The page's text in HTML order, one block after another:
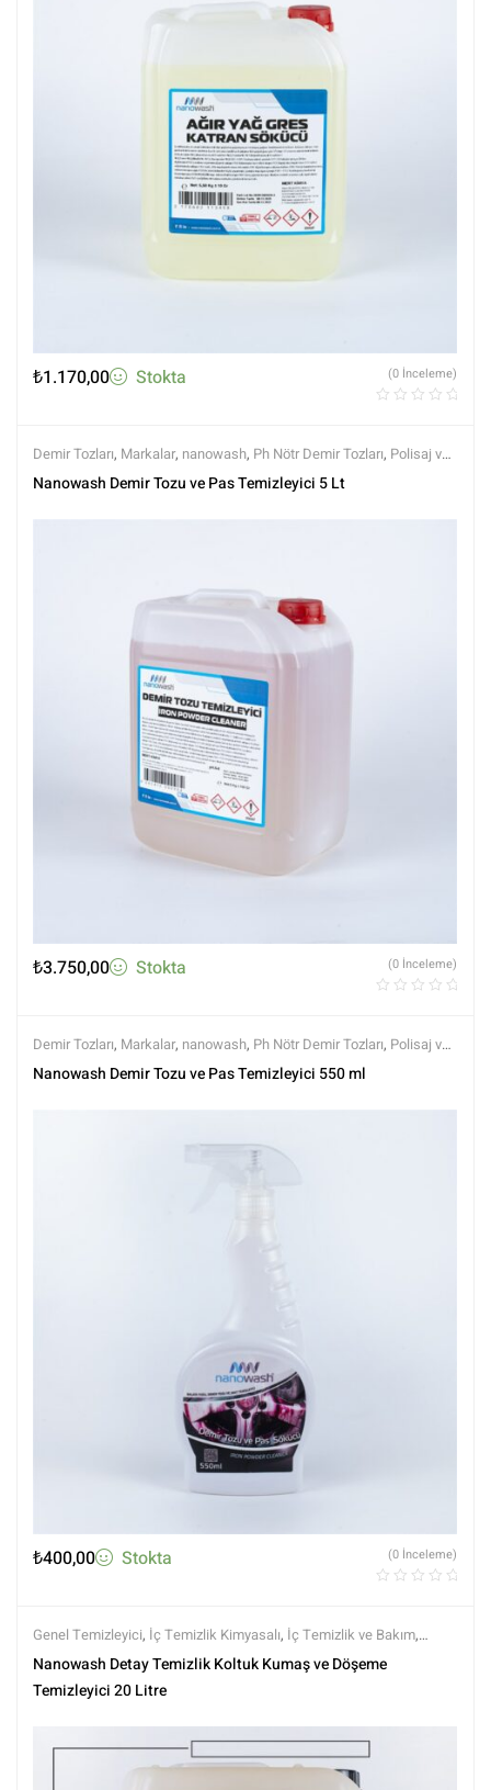
₺1.170,00 Stokta (0 İnceleme)
Demir Tozları, Markalar, nanowash, Ph Nötr Demir Tozları, Polisaj ve
Parlatma,Tüm Ürünler,Tüm Ürünler,Yüzey Temizleyici ve
Nanowash Demir Tozu ve Pas Temizleyici 5 Lt
₺3.750,00 Stokta (0 İnceleme)
Demir Tozları, Markalar, nanowash, Ph Nötr Demir Tozları, Polisaj ve
Parlatma,Tüm Ürünler,Tüm Ürünler,Yüzey Temizleyici ve
Nanowash Demir Tozu ve Pas Temizleyici 550 ml
₺400,00 Stokta (0 İnceleme)
Genel Temizleyici, İç Temizlik Kimyasalı, İç Temizlik ve Bakım,
Kimyasalar, Markalar,nanowash,Tüm Ürünler,Tüm Ürünler
Nanowash Detay Temizlik Koltuk Kumaş ve Döşeme
Temizleyici 20 Litre